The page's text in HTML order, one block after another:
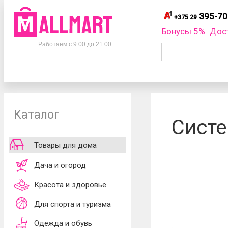
Телефоны
+375 33395-70-75
Работаем с 9.00 до 21.00
+375 29 395-
+375 29
обработки
принимаю
Бонусы 5%
Каталог
Товары для дома
Дача и огород
Красота и здоровье
Для спорта и туризма
Одежда и обувь